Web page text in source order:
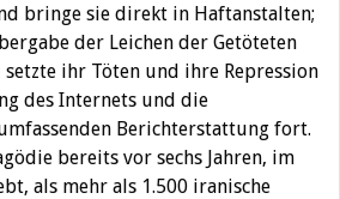
bringe sie direkt in Haftanstalten;
der Leichen der Getöteten
ihr Töten und ihre Repression
des Internets und die
Berichterstattung fort.
bereits vor sechs Jahren, im
als mehr als 1.500 iranische